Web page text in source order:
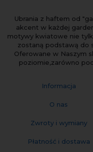
Ubrania z haftem od
akcent w każdej
motywy kwiatowe nie
zostaną podstawą do
Oferowane w Naszym
poziomie,zarówno
Informacja
O nas
Zwroty i wymiany
Płatność i dostawa